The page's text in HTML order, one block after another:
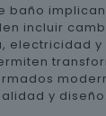
baño
incluir
electricidad y
y diseño.